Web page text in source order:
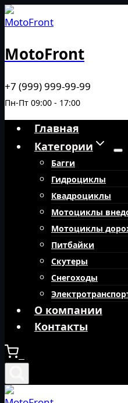
Перейти
к
MotoFront
+7 (999) 999-99-99
Пн-Пт 09:00 - 17:00
Главная
Категории
Багги
Гидроциклы
Квадроциклы
Мотоциклы
Мотоциклы
Питбайки
Скутеры
Снегоходы
О компании
Контакты